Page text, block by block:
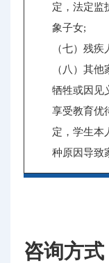
定，法定监
象子女;
（七）残
（八）其
牺牲或因见
享受教育优
定，学生本
种原因导致
咨询方式